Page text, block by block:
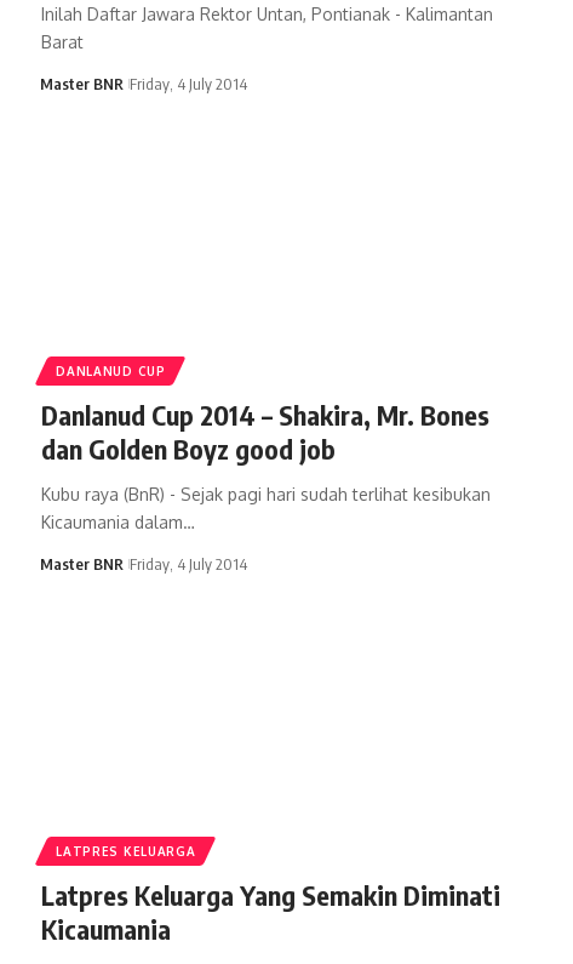
Inilah Daftar Jawara Rektor Untan, Pontianak - Kalimantan
Barat
Master BNR Friday, 4 July 2014
DANLANUD CUP
Danlanud Cup 2014 – Shakira, Mr. Bones
dan Golden Boyz good job
Kubu raya (BnR) - Sejak pagi hari sudah terlihat kesibukan
Kicaumania dalam…
Master BNR Friday, 4 July 2014
LATPRES KELUARGA
Latpres Keluarga Yang Semakin Diminati
Kicaumania